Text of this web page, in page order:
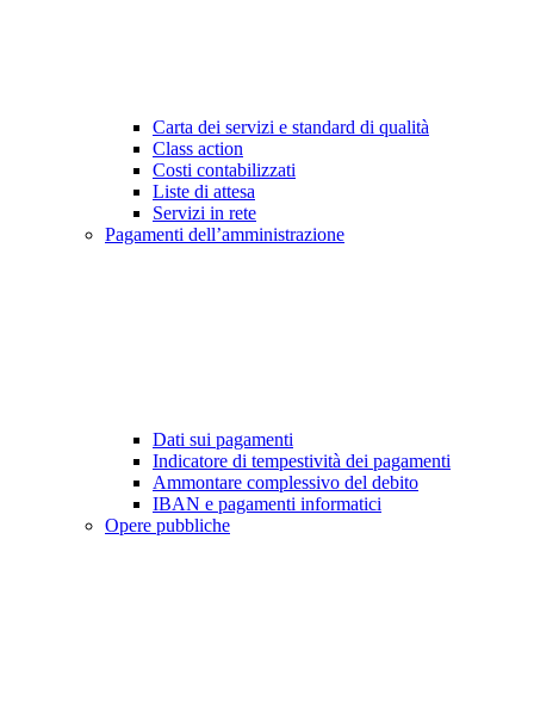
Carta dei servizi e standard di qualità
Class action
Costi contabilizzati
Liste di attesa
Servizi in rete
Pagamenti dell’amministrazione
Dati sui pagamenti
Indicatore di tempestività dei pagamenti
Ammontare complessivo del debito
IBAN e pagamenti informatici
Opere pubbliche